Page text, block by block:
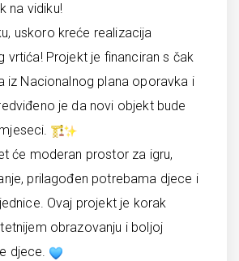
na vidiku!
uskoro kreće realizacija
vrtića! Projekt je financiran s čak
iz Nacionalnog plana oporavka i
je da novi objekt bude
će moderan prostor za igru,
prilagođen potrebama djece i
Ovaj projekt je korak
obrazovanju i boljoj
djece.